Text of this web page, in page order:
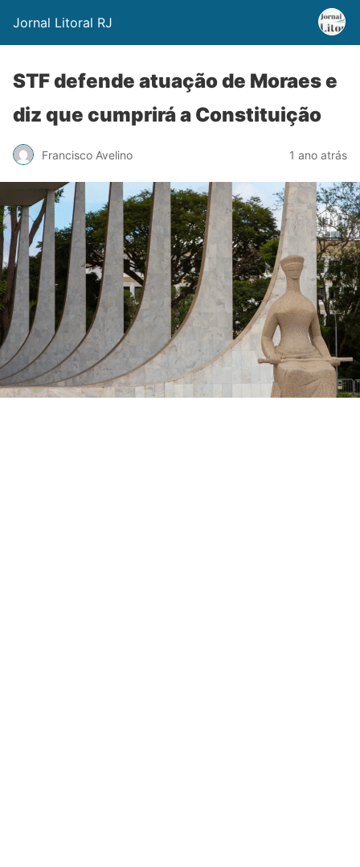
Jornal Litoral RJ
STF defende atuação de Moraes e
diz que cumprirá a Constituição
Francisco Avelino 1 ano atrás